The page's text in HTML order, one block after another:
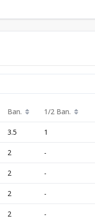
Ban. 1/2 Ban.
3.5 1
2 -
2 -
2 -
2 -